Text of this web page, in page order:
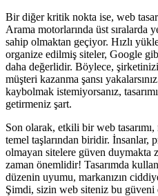
Bir diğer kritik nokta ise, web
Arama motorlarında üst sıralarda
sahip olmaktan geçiyor. Hızlı
organize edilmiş siteler, Google
daha değerlidir. Böylece,
müşteri kazanma şansı
kaybolmak istemiyorsanız,
getirmeniz şart.
Son olarak, etkili bir web
temel taşlarından biridir. İnsanlar,
olmayan sitelere güven duymakta
zaman önemlidir! Tasarımda
düzenin uyumu, markanızın
Şimdi, sizin web siteniz bu